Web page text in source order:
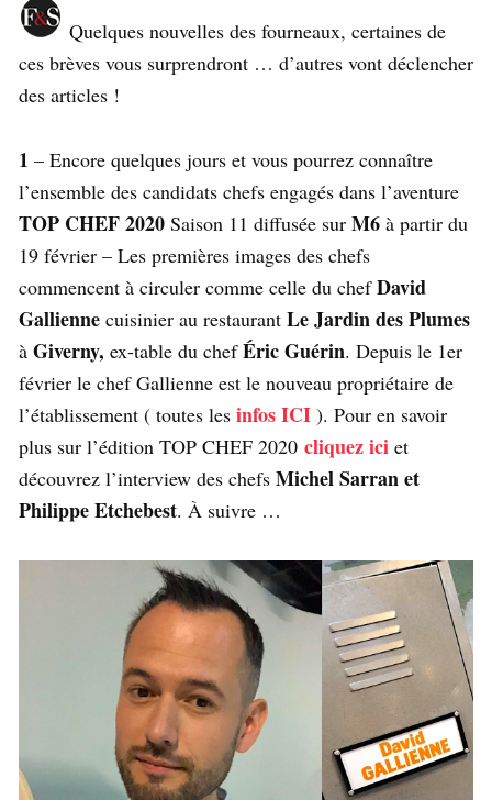
Quelques nouvelles des fourneaux, certaines de
ces brèves vous surprendront … d’autres vont déclencher
des articles !
1 – Encore quelques jours et vous pourrez connaître
l’ensemble des candidats chefs engagés dans l’aventure
TOP CHEF 2020 Saison 11 diffusée sur M6 à partir du
19 février – Les premières images des chefs
commencent à circuler comme celle du chefDavid
Gallienne cuisinier au restaurant Le Jardin des Plumes
à Giverny, ex-table du chefÉric Guérin. Depuis le 1er
février le chef Gallienne est le nouveau propriétaire de
l’établissement ( toutes les infos ICI ). Pour en savoir
plus sur l’édition TOP CHEF 2020 cliquez ici et
découvrez l’interview des chefs Michel Sarran et
Philippe Etchebest. À suivre …